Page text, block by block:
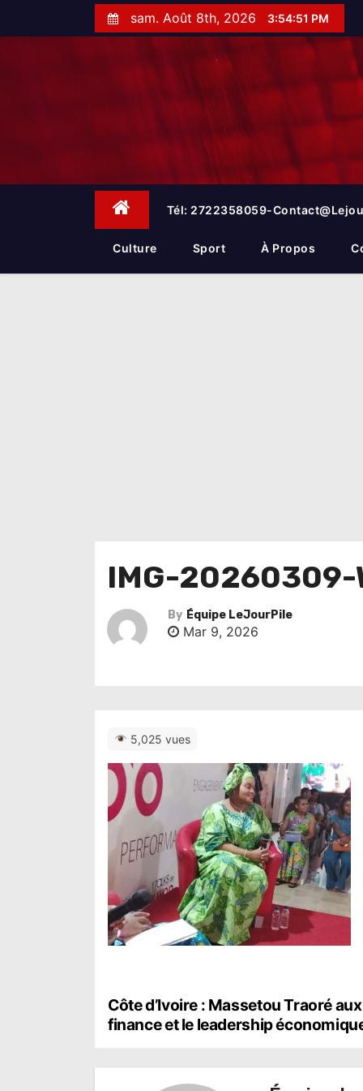
t
sam. Août 8th, 2026 3:54:52 PM
Tél: 2722358059-
Culture Sport À Propos
IMG-20260309-
By Équipe LeJourPile
Mar 9, 2026
5,025 vues
N
v
Côte d’Ivoire : Massetou Traoré
finance et le leadership